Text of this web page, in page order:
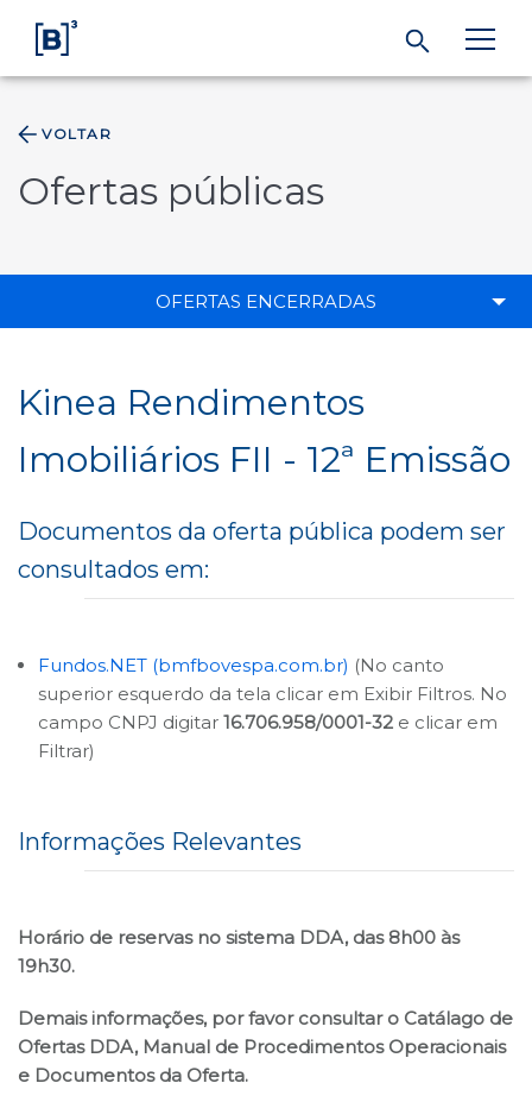
B3
VOLTAR
Ofertas públicas
OFERTAS ENCERRADAS
Kinea Rendimentos
Imobiliários FII - 12ª Emissão
Documentos da oferta pública podem ser
consultados em:
Fundos.NET (bmfbovespa.com.br) (No canto
superior esquerdo da tela clicar em Exibir Filtros. No
campo CNPJ digitar 16.706.958/0001-32e clicar em
Filtrar)
Informações Relevantes
Horário de reservas no sistema DDA, das 8h00 às
19h30.
Demais informações, por favor consultar o Catálago de
Ofertas DDA, Manual de Procedimentos Operacionais
e Documentos da Oferta.